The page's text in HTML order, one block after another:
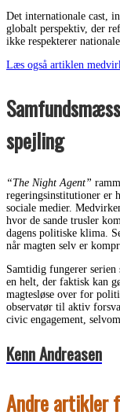
Det internationale cast,
globalt perspektiv, der
ikke respekterer
Læs også artiklen
spejling
“The Night Agent”
regeringsinstitutioner er
sociale medier.
hvor de sande trusler
dagens politiske klima.
når magten selv er
Samtidig fungerer
en helt, der faktisk kan
magtesløse over for
observatør til aktiv
civic engagement,
Kenn Andreasen
Andre artikler